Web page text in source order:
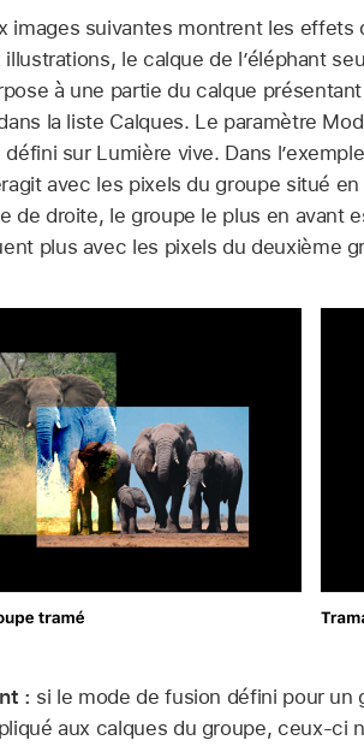
images suivantes montrent les
illustrations, le calque de l’éléphant
à une partie du calque
la liste Calques. Le paramètre
défini sur Lumière vive. Dans
avec les pixels du groupe situé
de droite, le groupe le plus en avant
plus avec les pixels du deuxième
: si le mode de fusion défini pour
aux calques du groupe, ceux-ci